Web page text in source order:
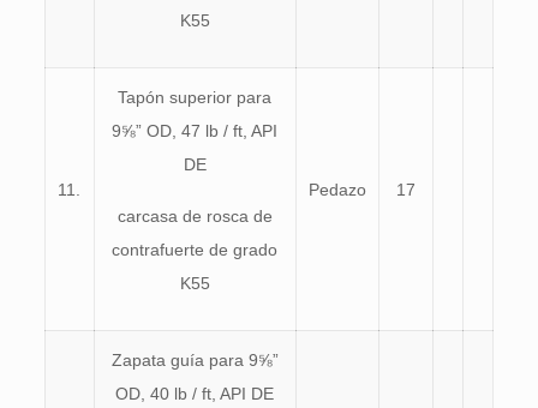
K55
11.
Tapón superior para
9⅝” OD, 47 lb / ft, API
DE
carcasa de rosca de
contrafuerte de grado
K55
Pedazo 17
Zapata guía para 9⅝”
OD, 40 lb / ft, API DE